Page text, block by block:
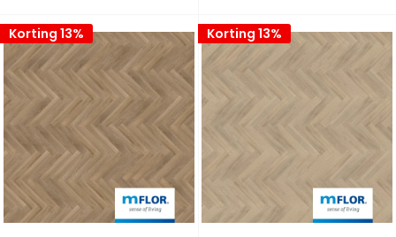
Korting 13% Korting 13%